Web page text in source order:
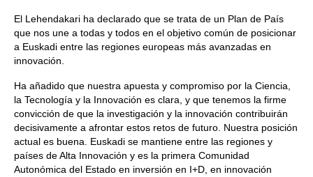
El Lehendakari ha declarado que se trata de un Plan de País
que nos une a todas y todos en el objetivo común de posicionar
a Euskadi entre las regiones europeas más avanzadas en
innovación.
Ha añadido que nuestra apuesta y compromiso por la Ciencia,
la Tecnología y la Innovación es clara, y que tenemos la firme
convicción de que la investigación y la innovación contribuirán
decisivamente a afrontar estos retos de futuro. Nuestra posición
actual es buena. Euskadi se mantiene entre las regiones y
países de Alta Innovación y es la primera Comunidad
Autonómica del Estado en inversión en I+D, en innovación